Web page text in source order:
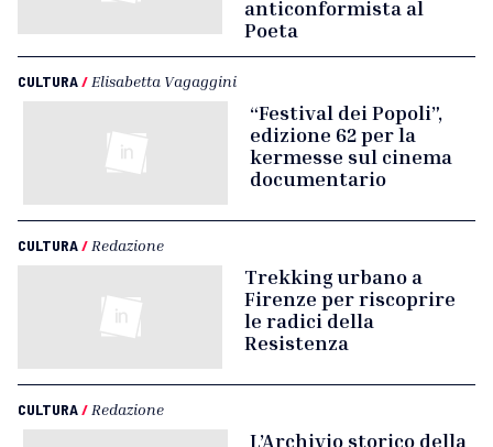
anticonformista al
Poeta
CULTURA/ Elisabetta Vagaggini
“Festival dei Popoli”,
edizione 62 per la
kermesse sul cinema
documentario
CULTURA/ Redazione
Trekking urbano a
Firenze per riscoprire
le radici della
Resistenza
CULTURA/ Redazione
L’Archivio storico della